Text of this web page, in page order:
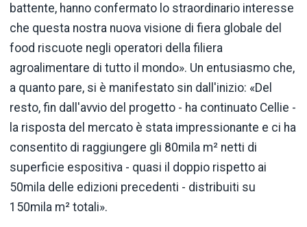
battente, hanno confermato lo straordinario interesse
che questa nostra nuova visione di fiera globale del
food riscuote negli operatori della filiera
agroalimentare di tutto il mondo». Un entusiasmo che,
a quanto pare, si è manifestato sin dall'inizio: «Del
resto, fin dall'avvio del progetto - ha continuato Cellie -
la risposta del mercato è stata impressionante e ci ha
consentito di raggiungere gli 80mila m² netti di
superficie espositiva - quasi il doppio rispetto ai
50mila delle edizioni precedenti - distribuiti su
150mila m² totali».